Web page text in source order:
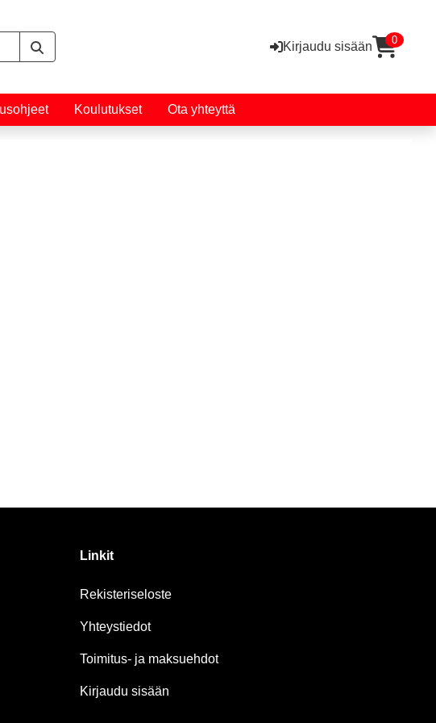
Kirjaudu sisään 0
Koulutukset Ota yhteyttä
Linkit
Rekisteriseloste
Yhteystiedot
Toimitus- ja maksuehdot
Kirjaudu sisään